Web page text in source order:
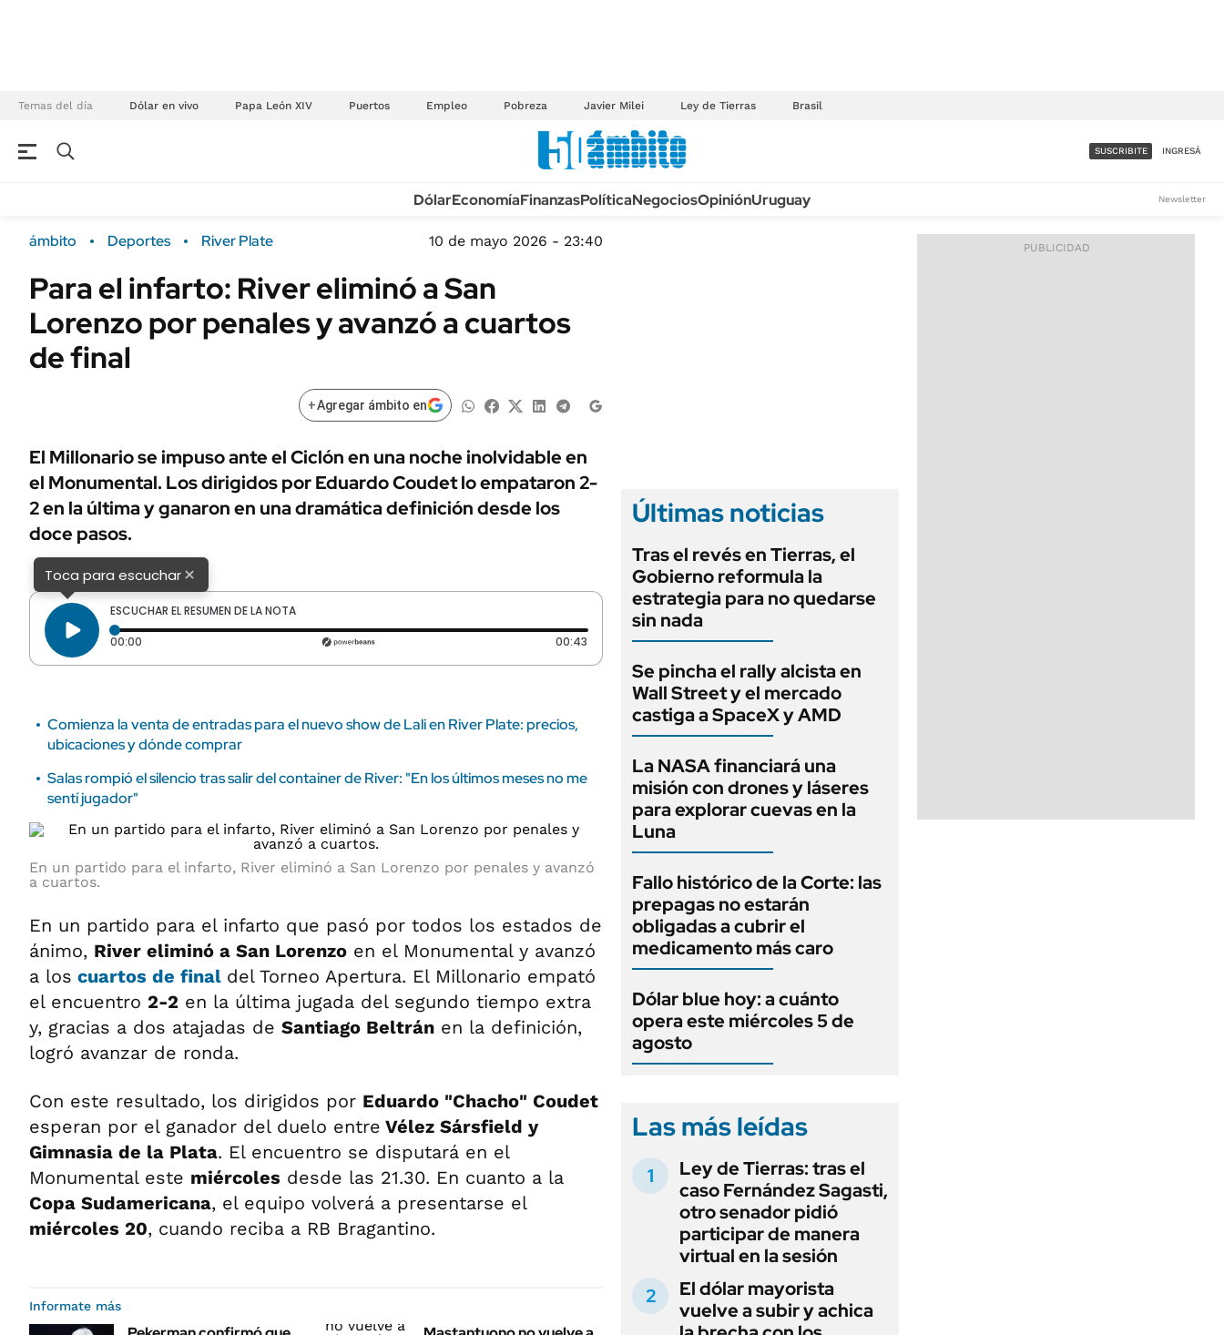
Temas del día Dólar en vivo Papa León XIV Puertos Empleo Pobreza Javier Milei Ley de Tierras Brasil
Campo
FINANZAS
Dólar
Sustentabilidad
Seguros
ENERGY REPORT
URUGUAY
TECNOLOGÍA
MÉXICO
MUNDO
INFORMACIÓN GENERAL
AUTOS
ACCESO FULL - $1.800/MES
SUSCRIBITE INGRESÁ
DólarEconomíaFinanzasPolíticaNegociosOpiniónUruguay Newsletter
ámbito Deportes River Plate 10 de mayo 2026 - 23:40
Para el infarto: River eliminó a San
Lorenzo por penales y avanzó a cuartos
de final
+Agregar ámbito en
El Millonario se impuso ante el Ciclón en una noche inolvidable en
el Monumental. Los dirigidos por Eduardo Coudet lo empataron 2-
2 en la última y ganaron en una dramática definición desde los
doce pasos.
Toca para escuchar×
ESCUCHAR EL RESUMEN DE LA NOTA
00:00 Tiempo transcurrido: 0 segundos 00:43 Duración: 43 segundos
Comienza la venta de entradas para el nuevo show de Lali en River Plate: precios,
ubicaciones y dónde comprar
Salas rompió el silencio tras salir del container de River: "En los últimos meses no me
sentí jugador"
En un partido para el infarto, River eliminó a San Lorenzo por penales y avanzó
a cuartos.
En un partido para el infarto que pasó por todos los estados de
ánimo, River eliminó a San Lorenzo en el Monumental y avanzó
a los cuartos de final del Torneo Apertura. El Millonario empató
el encuentro 2-2 en la última jugada del segundo tiempo extra
y, gracias a dos atajadas de Santiago Beltrán en la definición,
logró avanzar de ronda.
Con este resultado, los dirigidos por Eduardo "Chacho" Coudet
esperan por el ganador del duelo entre Vélez Sársfield y
Gimnasia de la Plata. El encuentro se disputará en el
Monumental este miércoles desde las 21.30. En cuanto a la
Copa Sudamericana, el equipo volverá a presentarse el
miércoles 20, cuando reciba a RB Bragantino.
Informate más
Últimas noticias
Tras el revés en Tierras, el
Gobierno reformula la
estrategia para no quedarse
sin nada
Se pincha el rally alcista en
Wall Street y el mercado
castiga a SpaceX y AMD
La NASA financiará una
misión con drones y láseres
para explorar cuevas en la
Luna
Fallo histórico de la Corte: las
prepagas no estarán
obligadas a cubrir el
medicamento más caro
Dólar blue hoy: a cuánto
opera este miércoles 5 de
agosto
Las más leídas
Ley de Tierras: tras el
caso Fernández Sagasti,
otro senador pidió
participar de manera
virtual en la sesión
El dólar mayorista
vuelve a subir y achica